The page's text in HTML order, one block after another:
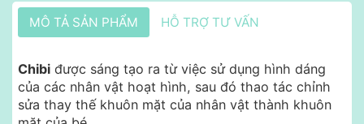
MÔ TẢ SẢN PHẨM HỖ TRỢ TƯ VẤN
Chibi được sáng tạo ra từ việc sử dụng hình dáng
của các nhân vật hoạt hình, sau đó thao tác chỉnh
sửa thay thế khuôn mặt của nhân vật thành khuôn